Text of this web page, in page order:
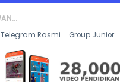
Telegram Rasmi Group Junior